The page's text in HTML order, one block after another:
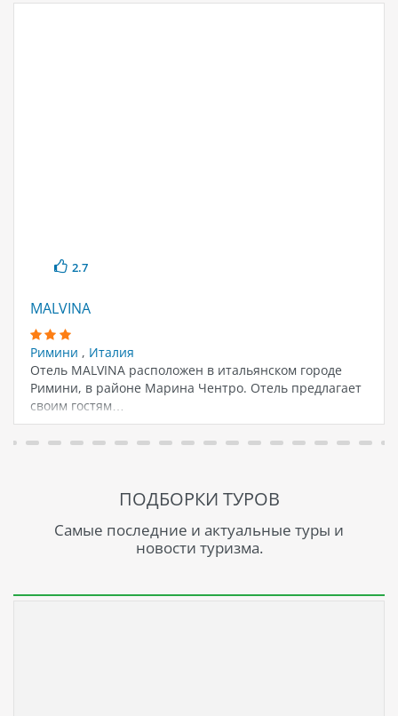
2.7
MALVINA
Римини , Италия
Отель MALVINA расположен в итальянском городе
Римини, в районе Марина Чентро. Отель предлагает
своим гостям…
ПОДБОРКИ ТУРОВ
Самые последние и актуальные туры и
новости туризма.